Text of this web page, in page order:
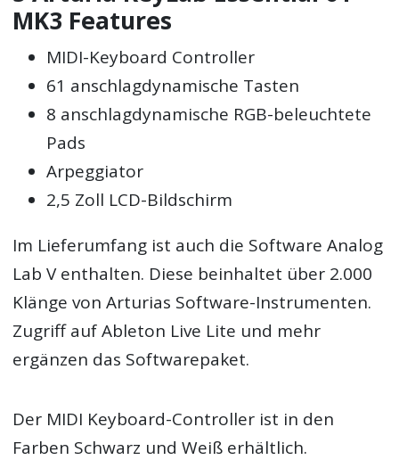
MK3 Features
MIDI-Keyboard Controller
61 anschlagdynamische Tasten
8 anschlagdynamische RGB-beleuchtete
Pads
Arpeggiator
2,5 Zoll LCD-Bildschirm
Im Lieferumfang ist auch die Software Analog
Lab V enthalten. Diese beinhaltet über 2.000
Klänge von Arturias Software-Instrumenten.
Zugriff auf Ableton Live Lite und mehr
ergänzen das Softwarepaket.
Der MIDI Keyboard-Controller ist in den
Farben Schwarz und Weiß erhältlich.